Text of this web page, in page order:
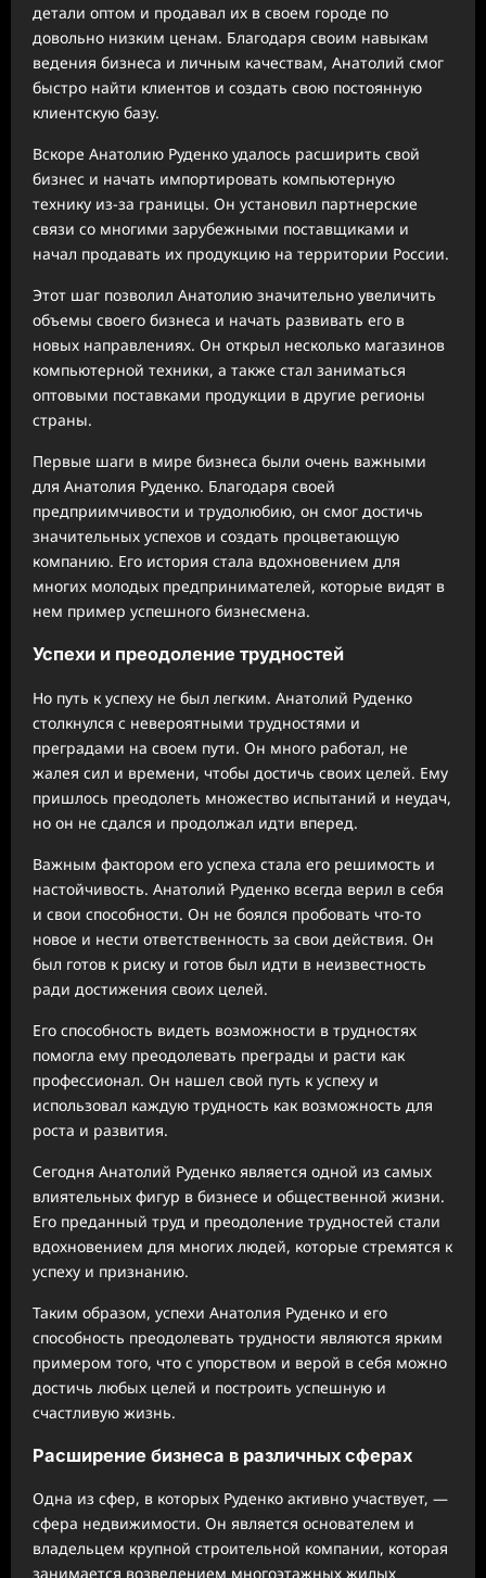
детали оптом и продавал их в своем городе по
довольно низким ценам. Благодаря своим навыкам
ведения бизнеса и личным качествам, Анатолий смог
быстро найти клиентов и создать свою постоянную
клиентскую базу.
Вскоре Анатолию Руденко удалось расширить свой
бизнес и начать импортировать компьютерную
технику из-за границы. Он установил партнерские
связи со многими зарубежными поставщиками и
начал продавать их продукцию на территории России.
Этот шаг позволил Анатолию значительно увеличить
объемы своего бизнеса и начать развивать его в
новых направлениях. Он открыл несколько магазинов
компьютерной техники, а также стал заниматься
оптовыми поставками продукции в другие регионы
страны.
Первые шаги в мире бизнеса были очень важными
для Анатолия Руденко. Благодаря своей
предприимчивости и трудолюбию, он смог достичь
значительных успехов и создать процветающую
компанию. Его история стала вдохновением для
многих молодых предпринимателей, которые видят в
нем пример успешного бизнесмена.
Успехи и преодоление трудностей
Но путь к успеху не был легким. Анатолий Руденко
столкнулся с невероятными трудностями и
преградами на своем пути. Он много работал, не
жалея сил и времени, чтобы достичь своих целей. Ему
пришлось преодолеть множество испытаний и неудач,
но он не сдался и продолжал идти вперед.
Важным фактором его успеха стала его решимость и
настойчивость. Анатолий Руденко всегда верил в себя
и свои способности. Он не боялся пробовать что-то
новое и нести ответственность за свои действия. Он
был готов к риску и готов был идти в неизвестность
ради достижения своих целей.
Его способность видеть возможности в трудностях
помогла ему преодолевать преграды и расти как
профессионал. Он нашел свой путь к успеху и
использовал каждую трудность как возможность для
роста и развития.
Сегодня Анатолий Руденко является одной из самых
влиятельных фигур в бизнесе и общественной жизни.
Его преданный труд и преодоление трудностей стали
вдохновением для многих людей, которые стремятся к
успеху и признанию.
Таким образом, успехи Анатолия Руденко и его
способность преодолевать трудности являются ярким
примером того, что с упорством и верой в себя можно
достичь любых целей и построить успешную и
счастливую жизнь.
Расширение бизнеса в различных сферах
Одна из сфер, в которых Руденко активно участвует, —
сфера недвижимости. Он является основателем и
владельцем крупной строительной компании, которая
занимается возведением многоэтажных жилых